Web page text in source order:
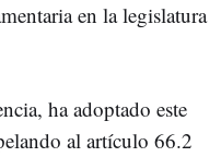
en la legislatura
ha adoptado este
al artículo 66.2